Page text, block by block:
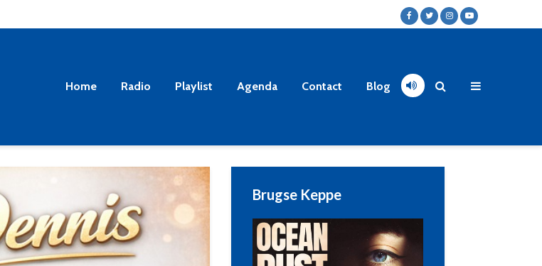
Home Radio Playlist Agenda Contact Blog
Brugse Keppe